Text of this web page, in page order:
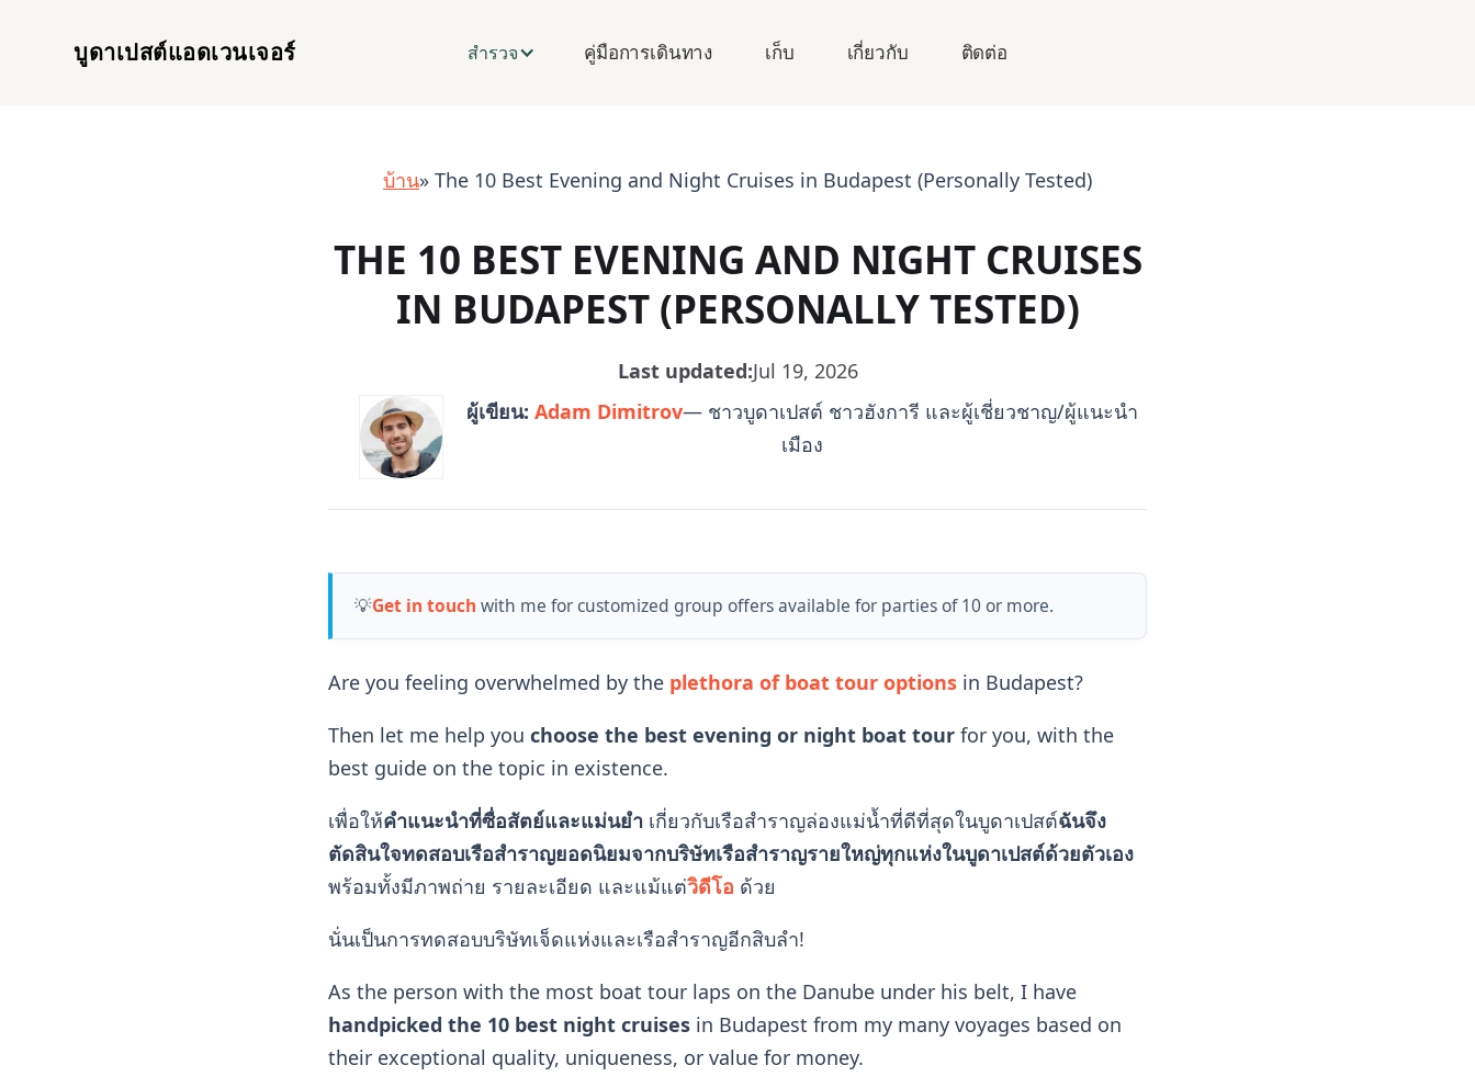
บูดาเปสต์แอดเวนเจอร์ สำรวจ คู่มือการเดินทาง เก็บ เกี่ยวกับ ติดต่อ
บ้าน» The 10 Best Evening and Night Cruises in Budapest (Personally Tested)
THE 10 BEST EVENING AND NIGHT CRUISES
IN BUDAPEST (PERSONALLY TESTED)
Last updated:Jul 19, 2026
ผู้เขียน: Adam Dimitrov— ชาวบูดาเปสต์ ชาวฮังการี และผู้เชี่ยวชาญ/ผู้แนะนำ
เมือง
💡Get in touch with me for customized group offers available for parties of 10 or more.
Are you feeling overwhelmed by the plethora of boat tour optionsin Budapest?
Then let me help you choose the best evening or night boat tourfor you, with the
best guide on the topic in existence.
เพื่อให้คำแนะนำที่ซื่อสัตย์และแม่นยำเกี่ยวกับเรือสำราญล่องแม่น้ำที่ดีที่สุดในบูดาเปสต์ฉันจึง
ตัดสินใจทดสอบเรือสำราญยอดนิยมจากบริษัทเรือสำราญรายใหญ่ทุกแห่งในบูดาเปสต์ด้วยตัวเอง
พร้อมทั้งมีภาพถ่าย รายละเอียด และแม้แต่วิดีโอ ด้วย
นั่นเป็นการทดสอบบริษัทเจ็ดแห่งและเรือสำราญอีกสิบลำ!
As the person with the most boat tour laps on the Danube under his belt, I have
handpicked the 10 best night cruisesin Budapest from my many voyages based on
their exceptional quality, uniqueness, or value for money.